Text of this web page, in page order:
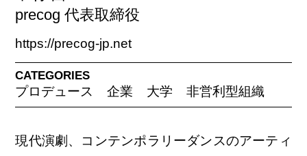
precog 代表取締役
https://precog-jp.net
CATEGORIES
プロデュース 企業 大学 非営利型組織
現代演劇、コンテンポラリーダンスのアーティ